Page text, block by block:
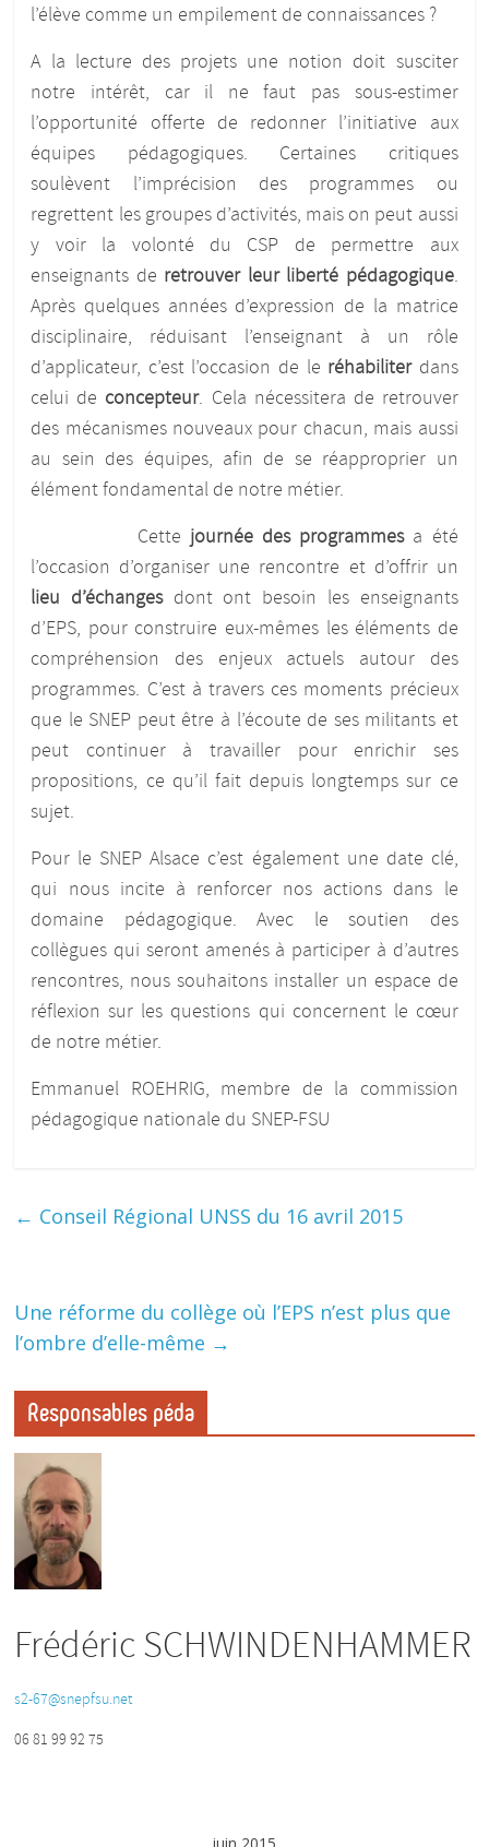
l’élève comme un empilement de connaissances ?
A la lecture des projets une notion doit susciter
notre intérêt, car il ne faut pas sous-estimer
l’opportunité offerte de redonner l’initiative aux
équipes pédagogiques. Certaines critiques
soulèvent l’imprécision des programmes ou
regrettent les groupes d’activités, mais on peut aussi
y voir la volonté du CSP de permettre aux
enseignants de retrouver leur liberté pédagogique.
Après quelques années d’expression de la matrice
disciplinaire, réduisant l’enseignant à un rôle
d’applicateur, c’est l’occasion de le réhabiliterdans
celui de concepteur. Cela nécessitera de retrouver
des mécanismes nouveaux pour chacun, mais aussi
au sein des équipes, afin de se réapproprier un
élément fondamental de notre métier.
Cette journée des programmesa été
l’occasion d’organiser une rencontre et d’offrir un
lieu d’échangesdont ont besoin les enseignants
d’EPS, pour construire eux-mêmes les éléments de
compréhension des enjeux actuels autour des
programmes. C’est à travers ces moments précieux
que le SNEP peut être à l’écoute de ses militants et
peut continuer à travailler pour enrichir ses
propositions, ce qu’il fait depuis longtemps sur ce
sujet.
Pour le SNEP Alsace c’est également une date clé,
qui nous incite à renforcer nos actions dans le
domaine pédagogique. Avec le soutien des
collègues qui seront amenés à participer à d’autres
rencontres, nous souhaitons installer un espace de
réflexion sur les questions qui concernent le cœur
de notre métier.
Emmanuel ROEHRIG, membre de la commission
pédagogique nationale du SNEP-FSU
← Conseil Régional UNSS du 16 avril 2015
Une réforme du collège où l’EPS n’est plus que
l’ombre d’elle-même →
Responsables péda
Frédéric SCHWINDENHAMMER
s2-67@snepfsu.net
06 81 99 92 75